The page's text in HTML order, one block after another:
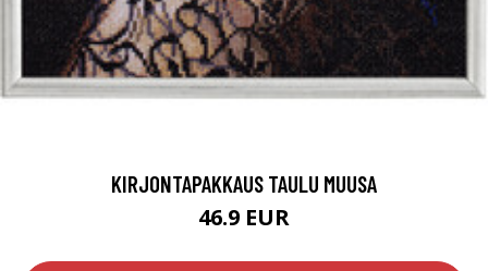
KIRJONTAPAKKAUS TAULU MUUSA
46.9 EUR